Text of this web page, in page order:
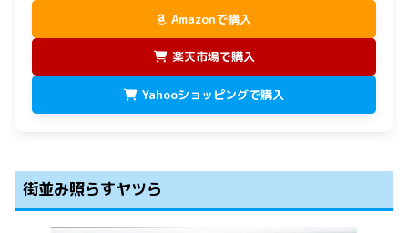
Amazonで購入
楽天市場で購入
Yahooショッピングで購入
街並み照らすヤツら